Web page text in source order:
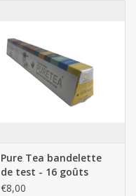
Pure Tea bandelette
de test - 16 goûts
(nouvelles saveurs)
€8,00